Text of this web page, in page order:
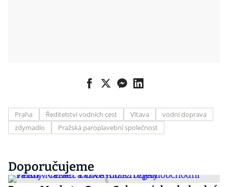
Praha Ředitelství vodních cest Vltava
vodní doprava
zdymadlo
Pražská paroplavební společnost
Doporučujeme